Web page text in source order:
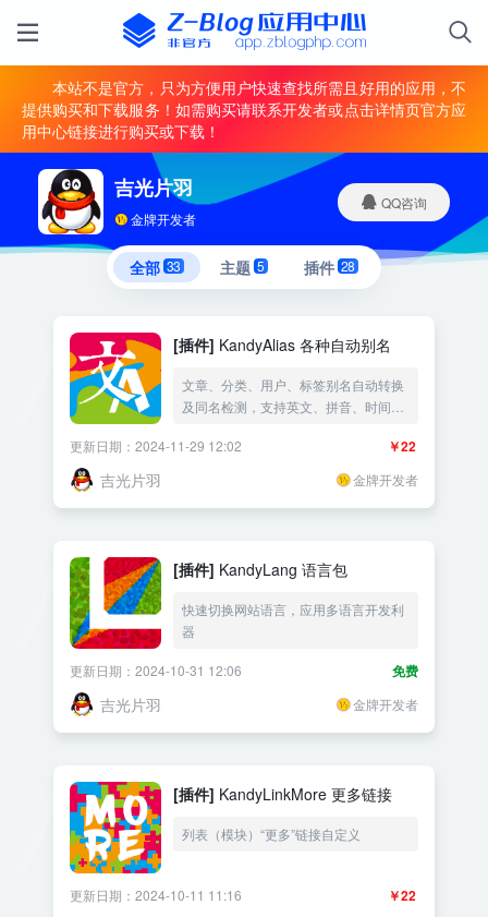
本站不是官方，只为方便用户快速查找所需且好用的应用，不
提供购买和下载服务！如需购买请联系开发者或点击详情页官方应
用中心链接进行购买或下载！
吉光片羽
金牌开发者
QQ咨询
全部 33 主题 5 插件 28
[插件] KandyAlias 各种自动别名
文章、分类、用户、标签别名自动转换
及同名检测，支持英文、拼音、时间、
￥22
更新日期：2024-11-29 12:02
吉光片羽 金牌开发者
[插件] KandyLang 语言包
快速切换网站语言，应用多语言开发利
器
免费
更新日期：2024-10-31 12:06
吉光片羽 金牌开发者
[插件] KandyLinkMore 更多链接
列表（模块）“更多”链接自定义
￥22
更新日期：2024-10-11 11:16